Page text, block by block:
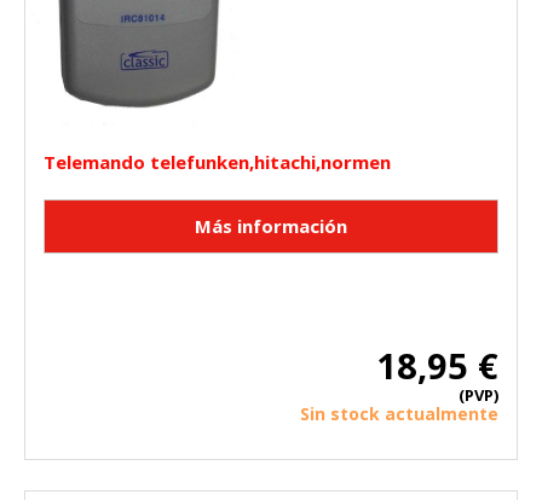
Telemando telefunken,hitachi,normen
18,95 €
(PVP)
Sin stock actualmente